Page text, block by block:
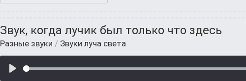
Звук, когда лучик был только что здесь
Разные звуки / Звуки луча света